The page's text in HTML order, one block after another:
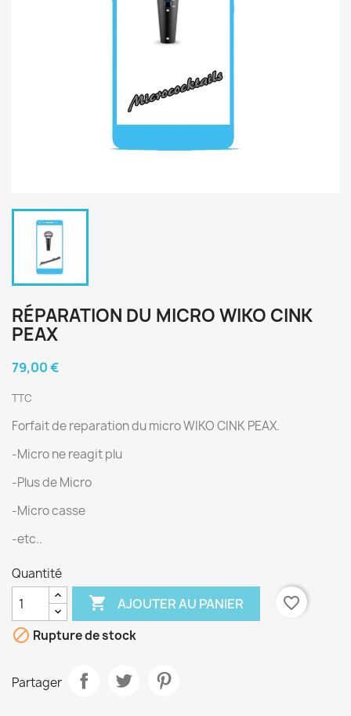
RÉPARATION DU MICRO WIKO CINK
PEAX
79,00 €
TTC
Forfait de reparation du micro WIKO CINK PEAX.
-Micro ne reagit plu
-Plus de Micro
-Micro casse
-etc..
Quantité
 AJOUTER AU PANIER
favorite_border
 Rupture de stock
Partager